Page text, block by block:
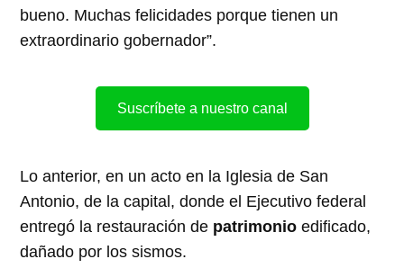
bueno. Muchas felicidades porque tienen un
extraordinario gobernador”.
Suscríbete a nuestro canal
Lo anterior, en un acto en la Iglesia de San
Antonio, de la capital, donde el Ejecutivo federal
entregó la restauración de patrimonioedificado,
dañado por los sismos.